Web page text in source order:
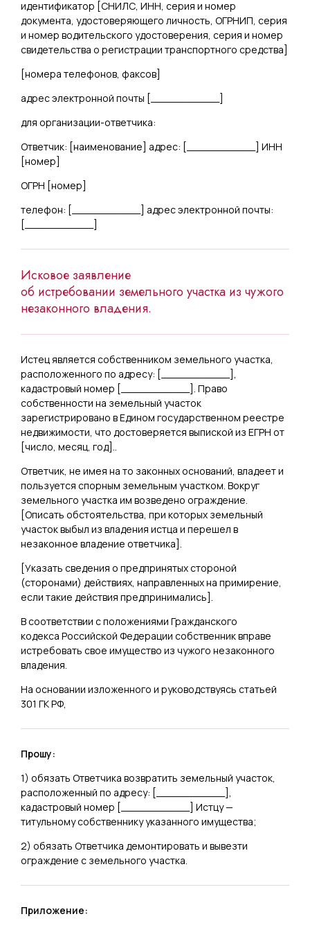
идентификатор [СНИЛС, ИНН, серия и номер
документа, удостоверяющего личность, ОГРНИП, серия
и номер водительского удостоверения, серия и номер
свидетельства о регистрации транспортного средства]
[номера телефонов, факсов]
адрес электронной почты [
]
для организации-ответчика:
Ответчик: [наименование] адрес: [
] ИНН
[номер]
ОГРН [номер]
телефон: [
] адрес электронной почты:
[
]
Исковое заявление
об истребовании земельного участка из чужого
незаконного владения.
Истец является собственником земельного участка,
расположенного по адресу: [
],
кадастровый номер [
]. Право
собственности на земельный участок
зарегистрировано в Едином государственном реестре
недвижимости, что достоверяется выпиской из ЕГРН от
[число, месяц, год]..
Ответчик, не имея на то законных оснований, владеет и
пользуется спорным земельным участком. Вокруг
земельного участка им возведено ограждение.
[Описать обстоятельства, при которых земельный
участок выбыл из владения истца и перешел в
незаконное владение ответчика].
[Указать сведения о предпринятых стороной
(сторонами) действиях, направленных на примирение,
если такие действия предпринимались].
В соответствии с положениями Гражданского
кодекса Российской Федерации собственник вправе
истребовать свое имущество из чужого незаконного
владения.
На основании изложенного и руководствуясь статьей
301 ГК РФ,
Прошу:
1) обязать Ответчика возвратить земельный участок,
расположенный по адресу: [
],
кадастровый номер [
] Истцу —
титульному собственнику указанного имущества;
2) обязать Ответчика демонтировать и вывезти
ограждение с земельного участка.
Приложение: